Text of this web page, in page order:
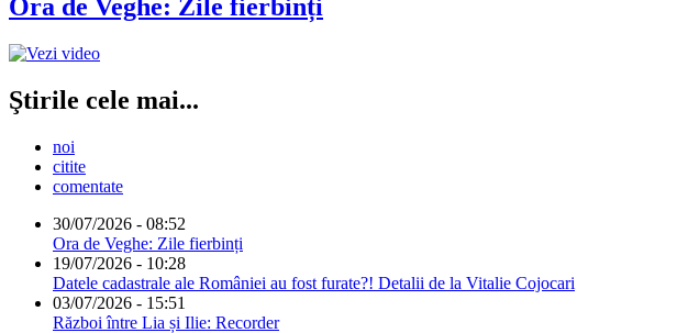
Ora de Veghe: Zile fierbinți
Ştirile cele mai...
noi
citite
comentate
30/07/2026 - 08:52
Ora de Veghe: Zile fierbinți
19/07/2026 - 10:28
Datele cadastrale ale României au fost furate?! Detalii de la Vitalie Cojocari
03/07/2026 - 15:51
Război între Lia și Ilie: Recorder